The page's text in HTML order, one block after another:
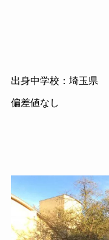
出身中学校：埼玉県
偏差値なし